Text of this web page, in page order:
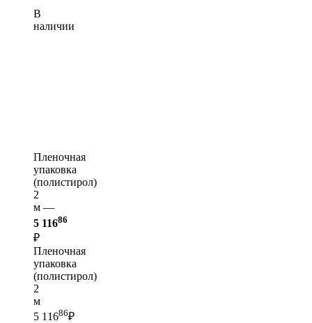
В
наличии
Пленочная
упаковка
(полистирол)
2
м —
5 11686
₽
Пленочная
упаковка
(полистирол)
2
м
5 11686₽